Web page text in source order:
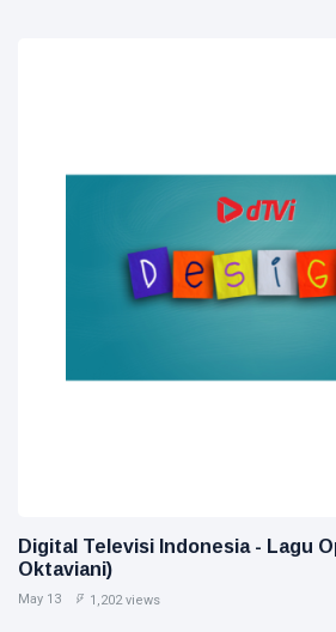
Digital Televisi Indonesia - Lagu
Oktaviani)
May 13 1,202 views